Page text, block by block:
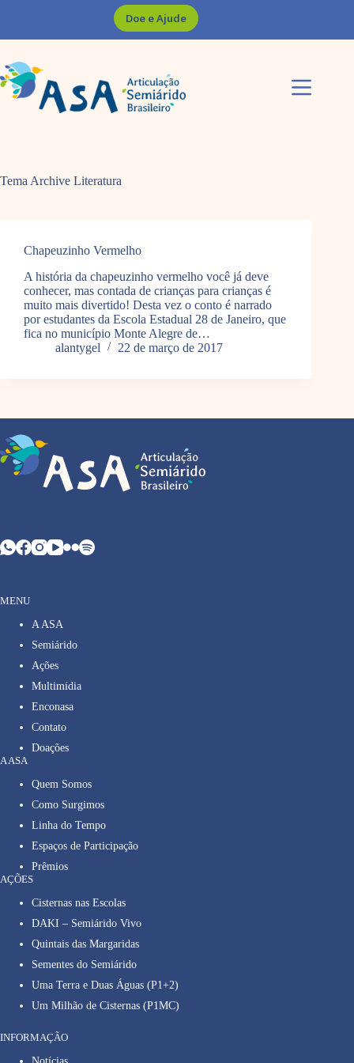
Doe e Ajude
Tema Archive Literatura
Chapeuzinho Vermelho
A história da chapeuzinho vermelho você já deve
conhecer, mas contada de crianças para crianças é
muito mais divertido! Desta vez o conto é narrado
por estudantes da Escola Estadual 28 de Janeiro, que
fica no município Monte Alegre de…
alantygel
22 de março de 2017
MENU
A ASA
Semiárido
Ações
Multimídia
Enconasa
Contato
Doações
A ASA
Quem Somos
Como Surgimos
Linha do Tempo
Espaços de Participação
Prêmios
AÇÕES
Cisternas nas Escolas
DAKI – Semiárido Vivo
Quintais das Margaridas
Sementes do Semiárido
Uma Terra e Duas Águas (P1+2)
Um Milhão de Cisternas (P1MC)
INFORMAÇÃO
Notícias